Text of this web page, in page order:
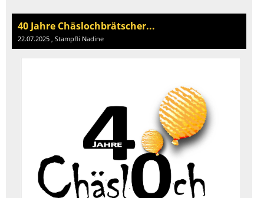
40 Jahre Chäslochbrätscher...
22.07.2025 , Stampfli Nadine